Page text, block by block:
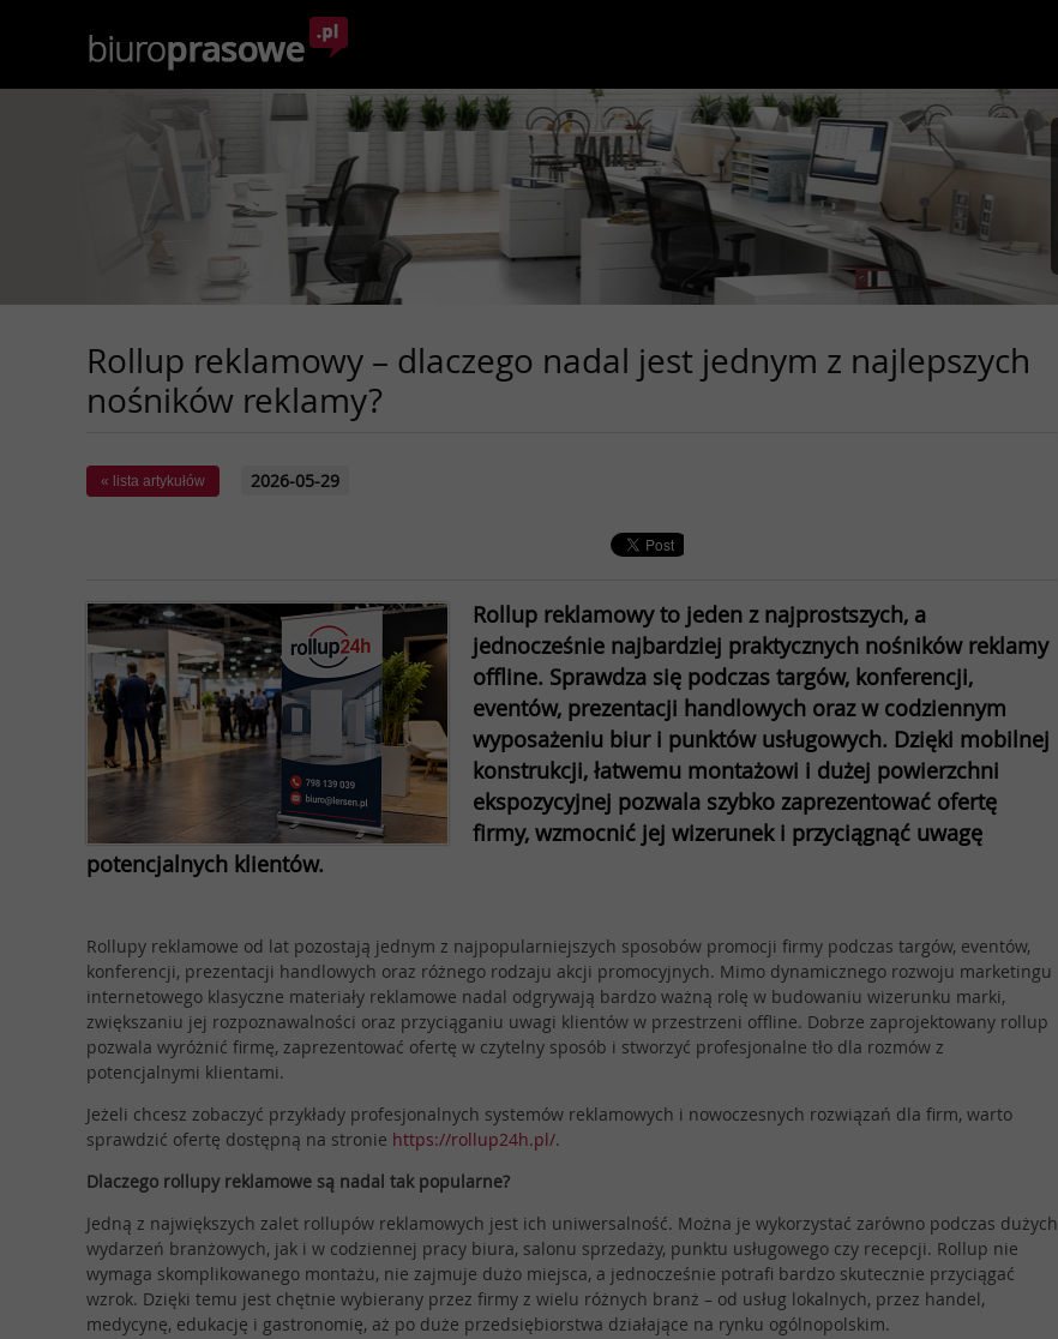
Rollup reklamowy – dlaczego nadal jest jednym z najlepszych
nośników reklamy?
« lista artykułów 2026-05-29
Rollup reklamowy to jeden z najprostszych, a
jednocześnie najbardziej praktycznych nośników reklamy
offline. Sprawdza się podczas targów, konferencji,
eventów, prezentacji handlowych oraz w codziennym
wyposażeniu biur i punktów usługowych. Dzięki mobilnej
konstrukcji, łatwemu montażowi i dużej powierzchni
ekspozycyjnej pozwala szybko zaprezentować ofertę
firmy, wzmocnić jej wizerunek i przyciągnąć uwagę
potencjalnych klientów.
Rollupy reklamowe od lat pozostają jednym z najpopularniejszych sposobów promocji firmy podczas targów, eventów,
konferencji, prezentacji handlowych oraz różnego rodzaju akcji promocyjnych. Mimo dynamicznego rozwoju marketingu
internetowego klasyczne materiały reklamowe nadal odgrywają bardzo ważną rolę w budowaniu wizerunku marki,
zwiększaniu jej rozpoznawalności oraz przyciąganiu uwagi klientów w przestrzeni offline. Dobrze zaprojektowany rollup
pozwala wyróżnić firmę, zaprezentować ofertę w czytelny sposób i stworzyć profesjonalne tło dla rozmów z
potencjalnymi klientami.
Jeżeli chcesz zobaczyć przykłady profesjonalnych systemów reklamowych i nowoczesnych rozwiązań dla firm, warto
sprawdzić ofertę dostępną na stronie https://rollup24h.pl/.
Dlaczego rollupy reklamowe są nadal tak popularne?
Jedną z największych zalet rollupów reklamowych jest ich uniwersalność. Można je wykorzystać zarówno podczas dużych
wydarzeń branżowych, jak i w codziennej pracy biura, salonu sprzedaży, punktu usługowego czy recepcji. Rollup nie
wymaga skomplikowanego montażu, nie zajmuje dużo miejsca, a jednocześnie potrafi bardzo skutecznie przyciągać
wzrok. Dzięki temu jest chętnie wybierany przez firmy z wielu różnych branż – od usług lokalnych, przez handel,
medycynę, edukację i gastronomię, aż po duże przedsiębiorstwa działające na rynku ogólnopolskim.